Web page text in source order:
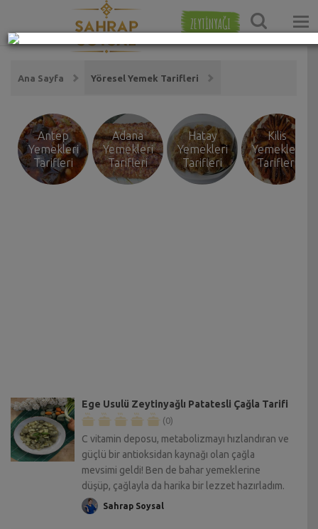
ZEYTİNYAĞI
Ana Sayfa Yöresel Yemek Tarifleri
Antep
Yemekleri
Tarifleri
Adana
Yemekleri
Tarifleri
Hatay
Yemekleri
Tarifleri
Kilis
Yemekleri
Tarifleri
Ege Usulü Zeytinyağlı Patatesli Çağla Tarifi
(0)
C vitamin deposu, metabolizmayı hızlandıran ve
güçlü bir antioksidan kaynağı olan çağla
mevsimi geldi! Ben de bahar yemeklerine
düşüp, çağlayla da harika bir lezzet hazırladım.
Sahrap Soysal